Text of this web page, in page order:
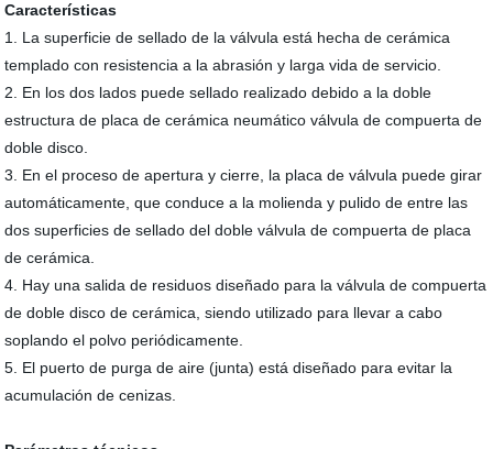
Características
1. La superficie de sellado de la válvula está hecha de cerámica
templado con resistencia a la abrasión y larga vida de servicio.
2. En los dos lados puede sellado realizado debido a la doble
estructura de placa de cerámica neumático válvula de compuerta de
doble disco.
3. En el proceso de apertura y cierre, la placa de válvula puede girar
automáticamente, que conduce a la molienda y pulido de entre las
dos superficies de sellado del doble válvula de compuerta de placa
de cerámica.
4. Hay una salida de residuos diseñado para la válvula de compuerta
de doble disco de cerámica, siendo utilizado para llevar a cabo
soplando el polvo periódicamente.
5. El puerto de purga de aire (junta) está diseñado para evitar la
acumulación de cenizas.